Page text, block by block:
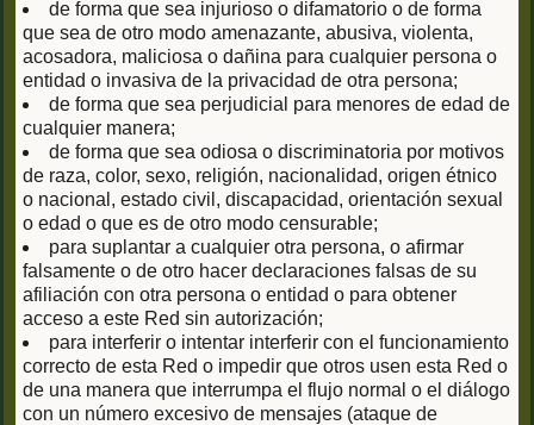
de forma que sea injurioso o difamatorio o de forma
que sea de otro modo amenazante, abusiva, violenta,
acosadora, maliciosa o dañina para cualquier persona o
entidad o invasiva de la privacidad de otra persona;
de forma que sea perjudicial para menores de edad de
cualquier manera;
de forma que sea odiosa o discriminatoria por motivos
de raza, color, sexo, religión, nacionalidad, origen étnico
o nacional, estado civil, discapacidad, orientación sexual
o edad o que es de otro modo censurable;
para suplantar a cualquier otra persona, o afirmar
falsamente o de otro hacer declaraciones falsas de su
afiliación con otra persona o entidad o para obtener
acceso a este Red sin autorización;
para interferir o intentar interferir con el funcionamiento
correcto de esta Red o impedir que otros usen esta Red o
de una manera que interrumpa el flujo normal o el diálogo
con un número excesivo de mensajes (ataque de